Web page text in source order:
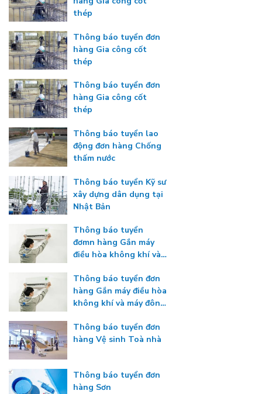
thép
Thông báo tuyển đơn
hàng Gia công cốt
thép
Thông báo tuyển đơn
hàng Gia công cốt
thép
Thông báo tuyển lao
động đơn hàng Chống
thấm nước
Thông báo tuyển Kỹ sư
xây dựng dân dụng tại
Nhật Bản
Thông báo tuyển
đơmn hàng Gắn máy
điều hòa không khí và
Thông báo tuyển đơn
hàng Gắn máy điều hòa
không khí và máy đông
Thông báo tuyển đơn
hàng Vệ sinh Toà nhà
Thông báo tuyển đơn
hàng Sơn